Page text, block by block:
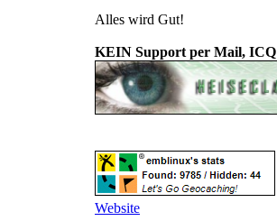
Alles wird Gut!
KEIN Support per Mail, ICQ
Website